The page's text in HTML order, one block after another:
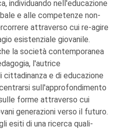
individuando nell'educazione
e alle competenze non-
attraverso cui re-agire
esistenziale giovanile.
la società contemporanea
l'autrice
e di educazione
sull'approfondimento
forme attraverso cui
generazioni verso il futuro.
esiti di una ricerca quali-